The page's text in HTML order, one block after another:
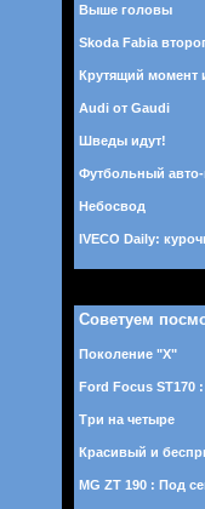
Выше головы
Skoda Fabia
Крутящий момент
Audi от Gaudi
Шведы идут!
Футбольный
Небосвод
IVECO Daily:
Советуем
Поколение "Х"
Ford Focus ST170
Три на четыре
Красивый и
MG ZT 190 : Под